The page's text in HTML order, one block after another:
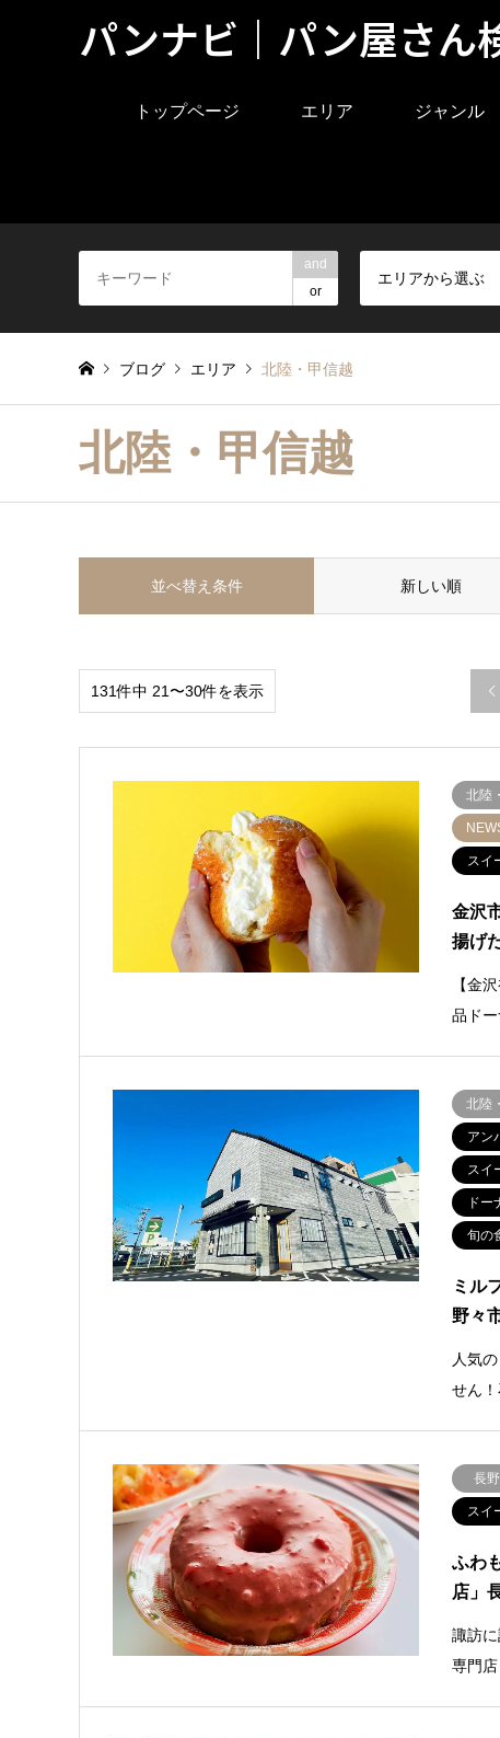
パンナビ｜パン屋さん
トップページ エリア ジャンル
and
or
エリアから選ぶ
ブログ エリア 北陸・甲信越
北陸・甲信越
並べ替え条件 新しい順
131件中 21〜30件を表示 
北陸
スイ
金沢
揚げ
【金
品ド
北陸
アン
スイ
ドー
旬の
ミル
野々
人気
せん
長
スイ
ふわ
店」
諏訪
専門